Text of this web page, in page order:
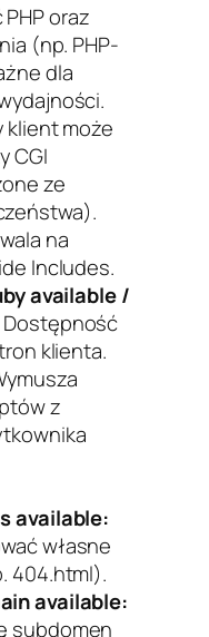
oraz
(np. PHP-
dla
klient może
CGI
ze
na
Includes.
available /
Dostępność
klienta.
z
available:
własne
404.html).
available:
subdomen